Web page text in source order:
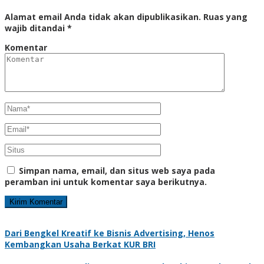
Alamat email Anda tidak akan dipublikasikan. Ruas yang
wajib ditandai *
Komentar
Simpan nama, email, dan situs web saya pada
peramban ini untuk komentar saya berikutnya.
Dari Bengkel Kreatif ke Bisnis Advertising, Henos
Kembangkan Usaha Berkat KUR BRI